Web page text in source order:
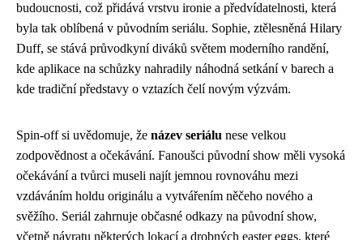
budoucnosti, což přidává vrstvu ironie a předvídatelnosti, která
byla tak oblíbená v původním seriálu. Sophie, ztělesněná Hilary
Duff, se stává průvodkyní diváků světem moderního randění,
kde aplikace na schůzky nahradily náhodná setkání v barech a
kde tradiční představy o vztazích čelí novým výzvám.
Spin-off si uvědomuje, že název seriálu nese velkou
zodpovědnost a očekávání. Fanoušci původní show měli vysoká
očekávání a tvůrci museli najít jemnou rovnováhu mezi
vzdáváním holdu originálu a vytvářením něčeho nového a
svěžího. Seriál zahrnuje občasné odkazy na původní show,
včetně návratu některých lokací a drobných easter eggs, které